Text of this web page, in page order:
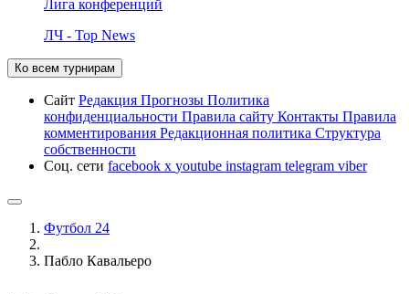
Лига конференций
ЛЧ - Top News
Ко всем турнирам
Сайт Редакция Прогнозы Политика
конфиденциальности Правила сайту Контакты Правила
комментирования Редакционная политика Структура
собственности
Соц. сети facebook x youtube instagram telegram viber
Футбол 24
Пабло Кавальеро